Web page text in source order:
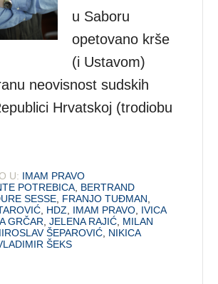
u Saboru
opetovano krše
(i Ustavom)
neovisnost sudskih
Hrvatskoj (trodiobu
U: IMAM PRAVO
POTREBICA BERTRAND
SESSE FRANJO TUĐMAN
HDZ IMAM PRAVO IVICA
GRČAR ,JELENA RAJIĆ MILAN
ŠEPAROVIĆ NIKICA
ŠEKS